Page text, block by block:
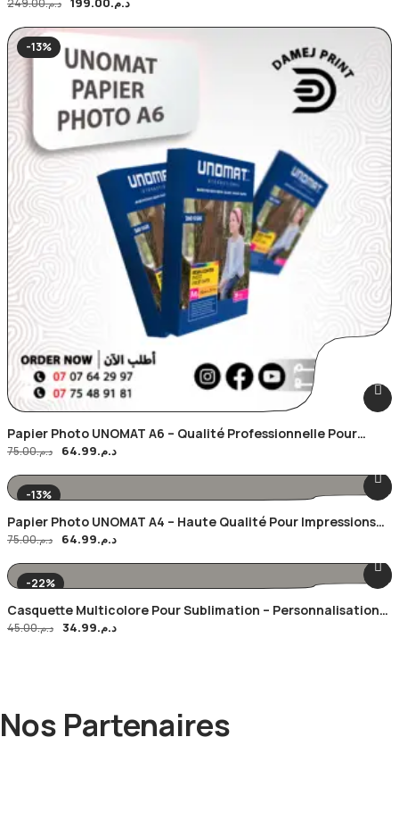
-13%
Papier Photo UNOMAT A6 – Qualité Professionnelle Pour
Impressions Haute Définition X100
د.م.75.00 د.م.64.99
-13%
Papier Photo UNOMAT A4 – Haute Qualité Pour Impressions
Nettes X20
د.م.75.00 د.م.64.99
-22%
Casquette Multicolore Pour Sublimation – Personnalisation
Facile Et Qualité Supérieure
د.م.45.00 د.م.34.99
Nos Partenaires